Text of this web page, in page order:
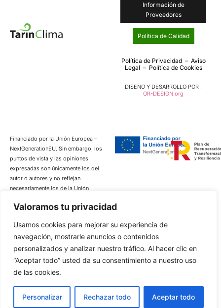
Valoramos tu privacidad
Usamos cookies para mejorar su experiencia de
navegación, mostrarle anuncios o contenidos
personalizados y analizar nuestro tráfico. Al hacer clic en
“Aceptar todo” usted da su consentimiento a nuestro uso
de las cookies.
Personalizar Rechazar todo Aceptar todo
Información de
Proveedores
Política de Calidad
Política de Privacidad– Aviso
Legal – Política de Cookies
DISEÑO Y DESARROLLO POR :
OR-DESIGN.org
Financiado por la Unión Europea –
NextGenerationEU. Sin embargo, los
puntos de vista y las opiniones
expresadas son únicamente los del
autor o autores y no reflejan
necesariamente los de la Unión
la Unión Europea ni la Comisión
responsables de las mismas.